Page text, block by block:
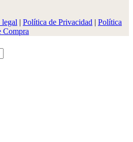
| Política de Privacidad | Política
Compra